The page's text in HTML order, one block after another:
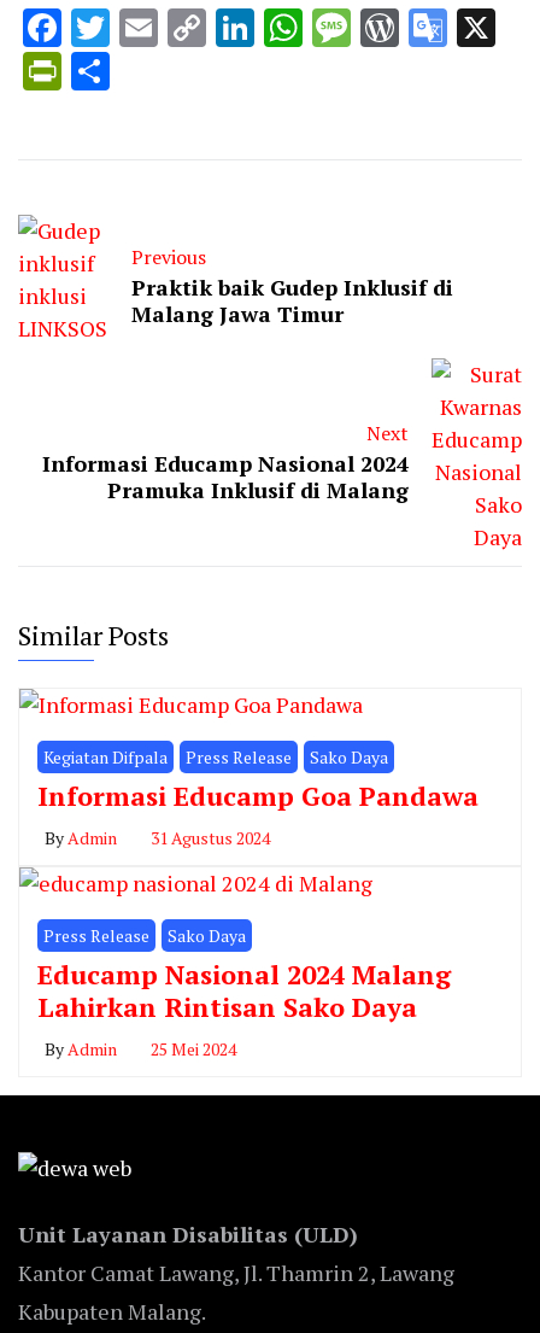
Facebook
Twitter
EmailCopyLinkedIn
WhatsApp
Message
PrintFriendly
Previous
Praktik baik Gudep Inklusif di
Malang Jawa Timur
Next
Informasi Educamp Nasional 2024
Pramuka Inklusif di Malang
Similar Posts
Kegiatan Difpala Press Release Sako Daya
Informasi Educamp Goa Pandawa
ByAdmin 31 Agustus 2024
Press Release Sako Daya
Educamp Nasional 2024 Malang
Lahirkan Rintisan Sako Daya
ByAdmin 25 Mei 2024
Unit Layanan Disabilitas (ULD)
Kantor Camat Lawang, Jl. Thamrin 2, Lawang
Kabupaten Malang.